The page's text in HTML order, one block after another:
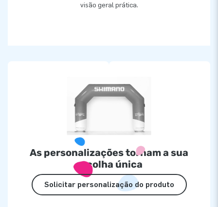
visão geral prática.
As personalizações tornam a sua
escolha única
Solicitar personalização do produto